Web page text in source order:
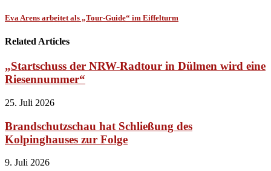
Eva Arens arbeitet als „Tour-Guide“ im Eiffelturm
Related Articles
„Startschuss der NRW-Radtour in Dülmen wird eine
Riesennummer“
25. Juli 2026
Brandschutzschau hat Schließung des
Kolpinghauses zur Folge
9. Juli 2026